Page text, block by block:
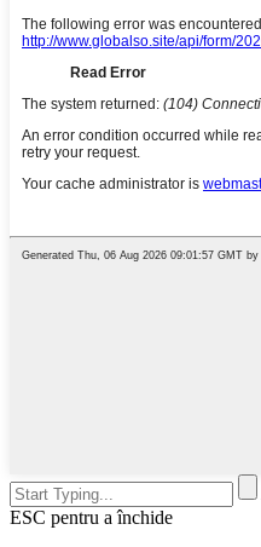
ESC pentru a închide